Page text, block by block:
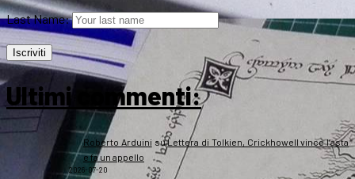
Last Name:
Ultimi commenti:
Roberto Arduini suLettera di Tolkien, Crickhowell vince l’asta
e fa un appello
2026-07-20